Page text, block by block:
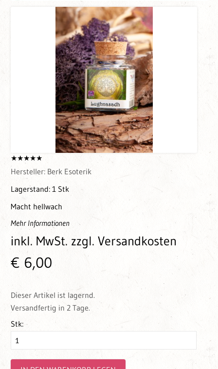
Hersteller: Berk Esoterik
Lagerstand:1 Stk
Macht hellwach
Mehr Informationen
inkl. MwSt. zzgl. Versandkosten
€ 6,00
Dieser Artikel ist lagernd.
Versandfertig in 2 Tage.
Stk: